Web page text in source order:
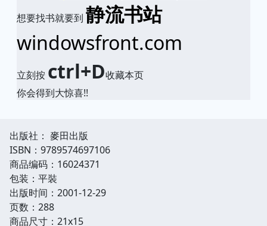
想要找书就要到 静流书站
windowsfront.com
立刻按 ctrl+D收藏本页
你会得到大惊喜!!
出版社： 麥田出版
ISBN：9789574697106
商品编码：16024371
包装：平裝
出版时间：2001-12-29
页数：288
商品尺寸：21x15